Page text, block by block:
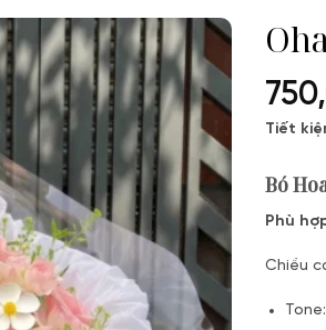
Tiết
Bó
Phù
Chiều
Tone: